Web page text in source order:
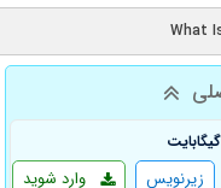
وارد شوید زیرنویس